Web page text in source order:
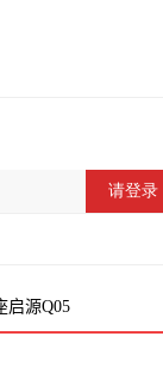
启源Q05